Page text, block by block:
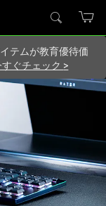
テムが教育優待価
すぐチェック >